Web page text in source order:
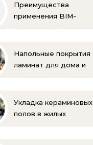
Преимущества
применения BIM-
Напольные покрытия
ламинат для дома и
Укладка кераминовых
полов в жилых